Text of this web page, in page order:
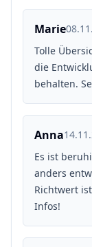
Marie
Tolle
die
behalten.
Anna
Es ist
anders
Richtwert
Infos!